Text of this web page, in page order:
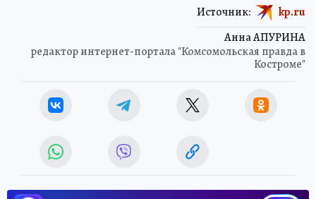
Анна АПУРИНА
редактор интернет-портала "Комсомольская правда в
Костроме"
Источник: kp.ru